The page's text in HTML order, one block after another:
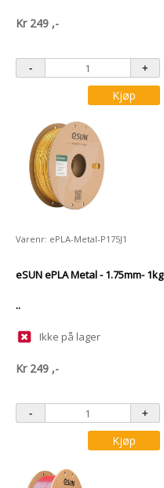
Kr 249 ,-
Kjøp
Varenr: ePLA-Metal-P175J1
eSUN ePLA Metal - 1.75mm- 1kg
..
Ikke på lager
Kr 249 ,-
Kjøp